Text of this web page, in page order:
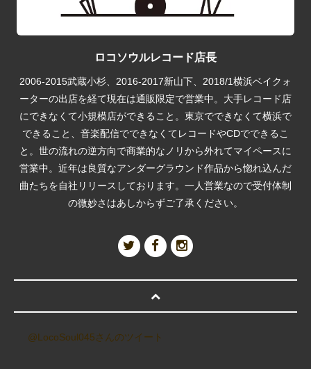
ロコソウルレコード店長
2006-2015武蔵小杉、2016-2017新山下、2018/1横浜ベイクォ
ーターの出店を経て現在は通販限定で営業中。大手レコード店
にできなくて小規模店ができること。東京でできなくて横浜で
できること、音楽配信でできなくてレコードやCDでできるこ
と。世の流れの逆方向で商業的なノリから外れてマイペースに
営業中。近年は良質なアンダーグラウンド作品から惚れ込んだ
曲たちを自社リリースしております。一人営業なので受付体制
の微妙さはあしからずご了承ください。
@LocoSoul045さんのツイート